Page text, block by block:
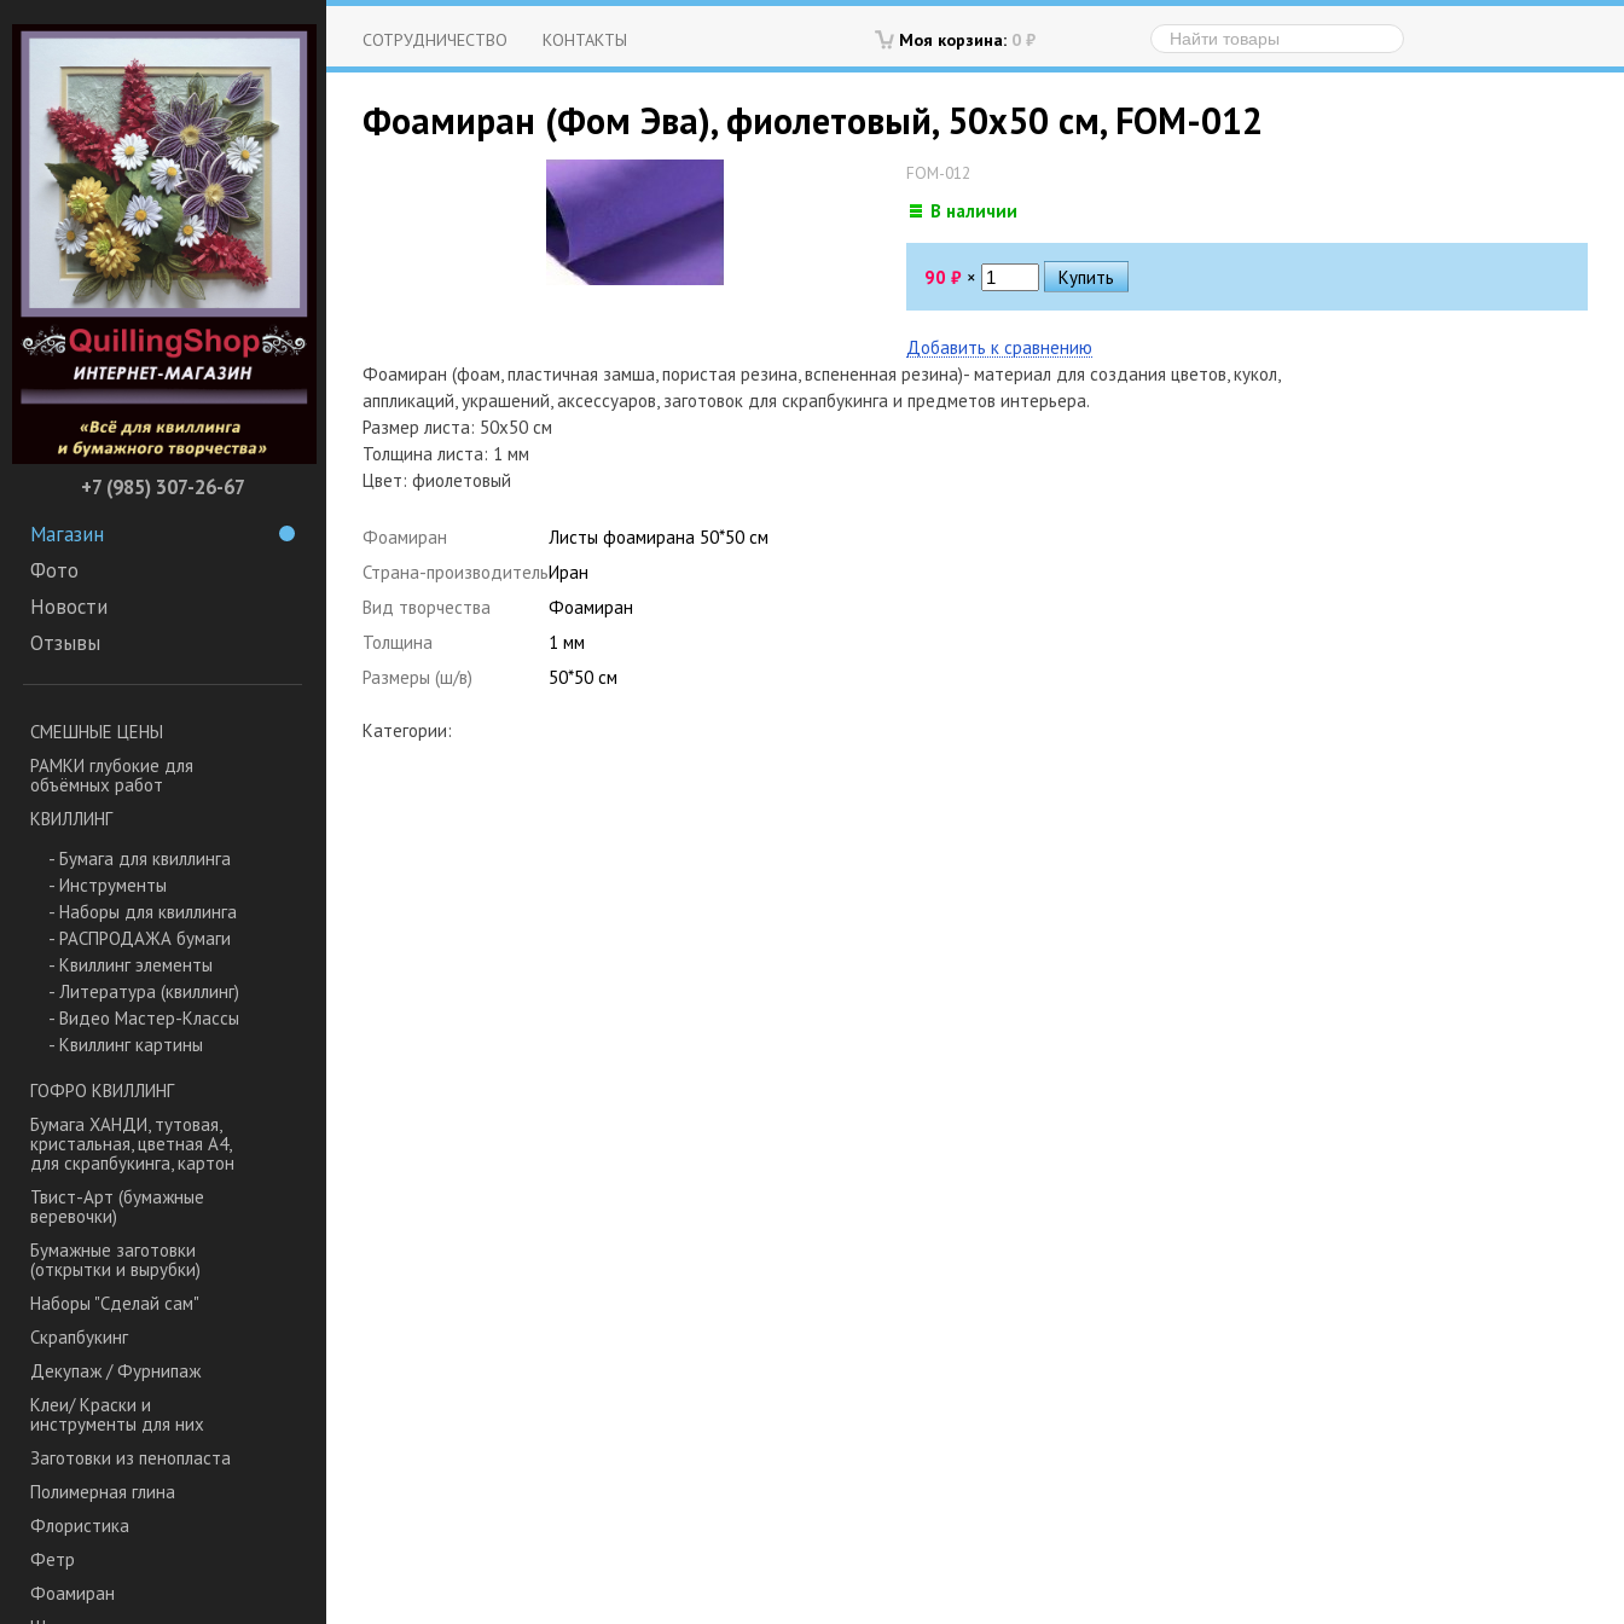
+7 (985) 307-26-67
Магазин
Фото
Новости
Отзывы
СМЕШНЫЕ ЦЕНЫ
РАМКИ глубокие для
объёмных работ
КВИЛЛИНГ
- Бумага для квиллинга
- Инструменты
- Наборы для квиллинга
- РАСПРОДАЖА бумаги
- Квиллинг элементы
- Литература (квиллинг)
- Видео Мастер-Классы
- Квиллинг картины
ГОФРО КВИЛЛИНГ
Бумага ХАНДИ, тутовая,
кристальная, цветная А4,
для скрапбукинга, картон
Твист-Арт (бумажные
веревочки)
Бумажные заготовки
(открытки и вырубки)
Наборы "Сделай сам"
Скрапбукинг
Декупаж / Фурнипаж
Клеи/ Краски и
инструменты для них
Заготовки из пенопласта
Полимерная глина
Флористика
Фетр
Фоамиран
Моя корзина: 0 ₽
СОТРУДНИЧЕСТВО КОНТАКТЫ
Фоамиран (Фом Эва), фиолетовый, 50х50 см, FOM-012
FOM-012
В наличии
90 ₽ ×
Добавить к сравнению
Фоамиран (фоам, пластичная замша, пористая резина, вспененная резина)- материал для создания цветов, кукол,
аппликаций, украшений, аксессуаров, заготовок для скрапбукинга и предметов интерьера.
Размер листа: 50х50 см
Толщина листа: 1 мм
Цвет: фиолетовый
Фоамиран
Листы фоамирана 50*50 см
Страна-производительИран
Вид творчества
Фоамиран
Толщина
1 мм
Размеры (ш/в)
50*50 см
Категории: